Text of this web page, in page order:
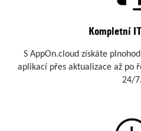
Kompletní
S AppOn.cloud získáte
aplikací přes aktualizace až po
24/7.